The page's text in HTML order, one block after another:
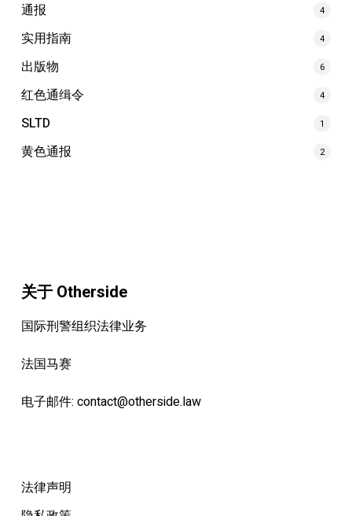
通报 4
实用指南 4
出版物 6
红色通缉令 4
SLTD 1
黄色通报 2
关于 Otherside
国际刑警组织法律业务
法国马赛
电子邮件: contact@otherside.law
法律声明